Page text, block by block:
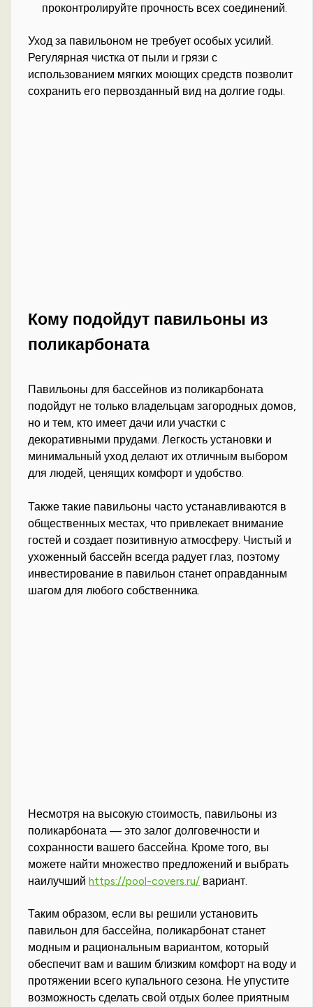
проконтролируйте прочность всех соединений.
Уход за павильоном не требует особых усилий.
Регулярная чистка от пыли и грязи с
использованием мягких моющих средств позволит
сохранить его первозданный вид на долгие годы.
Кому подойдут павильоны из
поликарбоната
Павильоны для бассейнов из поликарбоната
подойдут не только владельцам загородных домов,
но и тем, кто имеет дачи или участки с
декоративными прудами. Легкость установки и
минимальный уход делают их отличным выбором
для людей, ценящих комфорт и удобство.
Также такие павильоны часто устанавливаются в
общественных местах, что привлекает внимание
гостей и создает позитивную атмосферу. Чистый и
ухоженный бассейн всегда радует глаз, поэтому
инвестирование в павильон станет оправданным
шагом для любого собственника.
Несмотря на высокую стоимость, павильоны из
поликарбоната — это залог долговечности и
сохранности вашего бассейна. Кроме того, вы
можете найти множество предложений и выбрать
наилучшийhttps://pool-covers.ru/ вариант.
Таким образом, если вы решили установить
павильон для бассейна, поликарбонат станет
модным и рациональным вариантом, который
обеспечит вам и вашим близким комфорт на воду и
протяжении всего купального сезона. Не упустите
возможность сделать свой отдых более приятным